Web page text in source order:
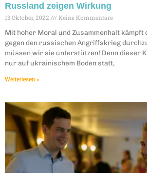
Russland zeigen Wirkung
13 Oktober, 2022 Keine Kommentare
Mit hoher Moral und Zusammenhalt kämpft
gegen den russischen Angriffskrieg
müssen wir sie unterstützen! Denn dieser
nur auf ukrainischem Boden statt,
Weiterlesen »